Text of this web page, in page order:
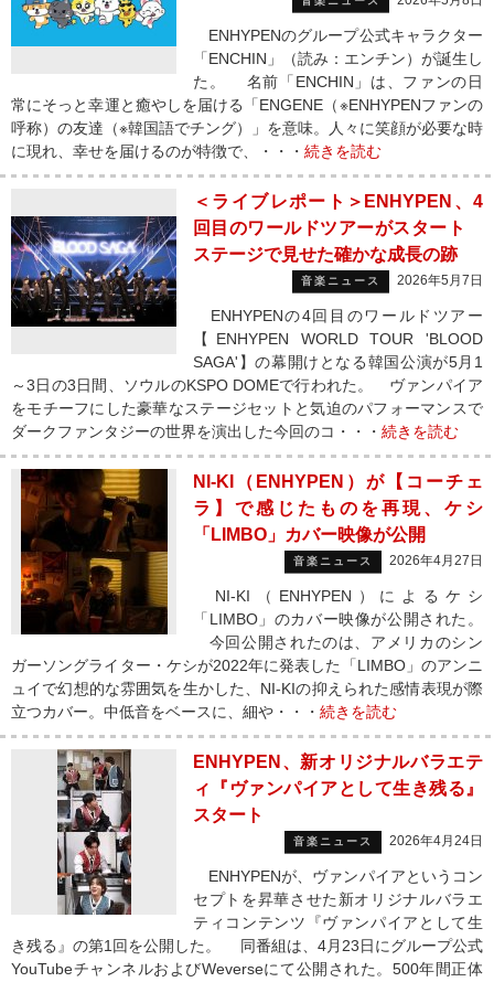
ENHYPENのグループ公式キャラクター
「ENCHIN」（読み：エンチン）が誕生し
た。 名前「ENCHIN」は、ファンの日
常にそっと幸運と癒やしを届ける「ENGENE（※ENHYPENファンの
呼称）の友達（※韓国語でチング）」を意味。人々に笑顔が必要な時
に現れ、幸せを届けるのが特徴で、・・・ 続きを読む
＜ライブレポート＞ENHYPEN、4
回目のワールドツアーがスタート
ステージで見せた確かな成長の跡
音楽ニュース 2026年5月7日
ENHYPENの4回目のワールドツアー
【ENHYPEN WORLD TOUR 'BLOOD
SAGA'】の幕開けとなる韓国公演が5月1
～3日の3日間、ソウルのKSPO DOMEで行われた。 ヴァンパイア
をモチーフにした豪華なステージセットと気迫のパフォーマンスで
ダークファンタジーの世界を演出した今回のコ・・・ 続きを読む
NI-KI（ENHYPEN）が【コーチェ
ラ】で感じたものを再現、ケシ
「LIMBO」カバー映像が公開
音楽ニュース 2026年4月27日
NI-KI（ENHYPEN）によるケシ
「LIMBO」のカバー映像が公開された。
今回公開されたのは、アメリカのシン
ガーソングライター・ケシが2022年に発表した「LIMBO」のアンニ
ュイで幻想的な雰囲気を生かした、NI-KIの抑えられた感情表現が際
立つカバー。中低音をベースに、細や・・・ 続きを読む
ENHYPEN、新オリジナルバラエテ
ィ『ヴァンパイアとして生き残る』
スタート
音楽ニュース 2026年4月24日
ENHYPENが、ヴァンパイアというコン
セプトを昇華させた新オリジナルバラエ
ティコンテンツ『ヴァンパイアとして生
き残る』の第1回を公開した。 同番組は、4月23日にグループ公式
YouTubeチャンネルおよびWeverseにて公開された。500年間正体